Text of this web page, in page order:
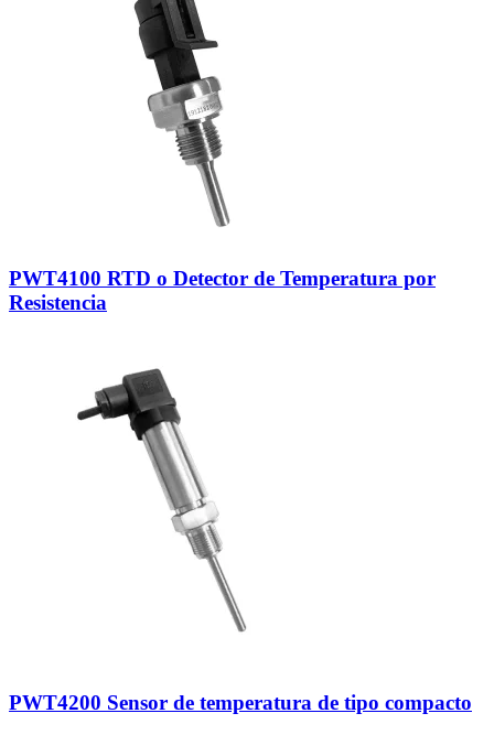
PWT4100 RTD o Detector de Temperatura por
Resistencia
PWT4200 Sensor de temperatura de tipo compacto